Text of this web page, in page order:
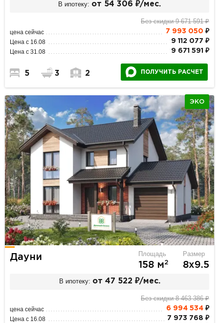
В ипотеку: от 54 306 ₽/мес.
Без скидки 9 671 591 ₽
цена сейчас 7 993 050 ₽
Цена с 16.08 9 112 077 ₽
Цена с 31.08 9 671 591 ₽
5 3 2 ПОЛУЧИТЬ РАСЧЕТ
ЭКО
Дауни Площадь
158 м2
Размер
8х9.5
В ипотеку: от 47 522 ₽/мес.
Без скидки 8 463 386 ₽
цена сейчас 6 994 534₽
Цена с 16.08 7 973 768 ₽